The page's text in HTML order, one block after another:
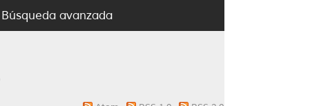
Búsqueda avanzada